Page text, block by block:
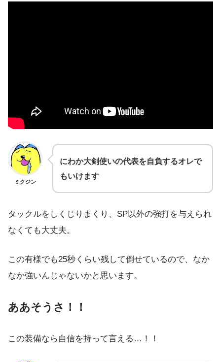
ミクジン
にわか大剣使いの代表を自負するオレで
もいけます
タックルをしくじりまくり、SP以外の強打を与えられ
なくても大丈夫。
この有様でも25秒くらい残して倒せているので、なか
なか強いんじゃないかと思います。
ああそうさ！！
この装備なら自信を持って言える…！！